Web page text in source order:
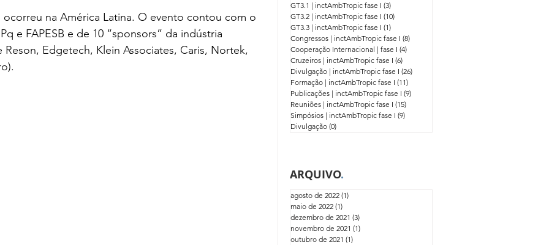
na América Latina. O evento contou com o
e FAPESB e de 10 “sponsors” da indústria
Reson, Edgetech, Klein Associates, Caris, Nortek,
GT3.1 | inctAmbTropic fase I (3)
GT3.2 | inctAmbTropic fase I (10)
GT3.3 | inctAmbTropic fase I (1)
Congressos | inctAmbTropic fase I (8)
Cooperação Internacional | fase I (4)
Cruzeiros | inctAmbTropic fase I (6)
Divulgação | inctAmbTropic fase I (26)
Formação | inctAmbTropic fase I (11)
Publicações | inctAmbTropic fase I (9)
Reuniões | inctAmbTropic fase I (15)
Simpósios | inctAmbTropic fase I (9)
Divulgação (0)
ARQUIVO.
agosto de 2022 (1)
maio de 2022 (1)
dezembro de 2021 (3)
novembro de 2021 (1)
outubro de 2021 (1)